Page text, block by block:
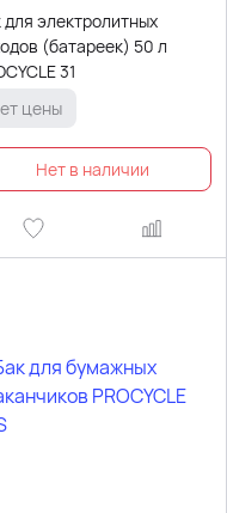
для электролитных
(батареек) 50 л
31
цены